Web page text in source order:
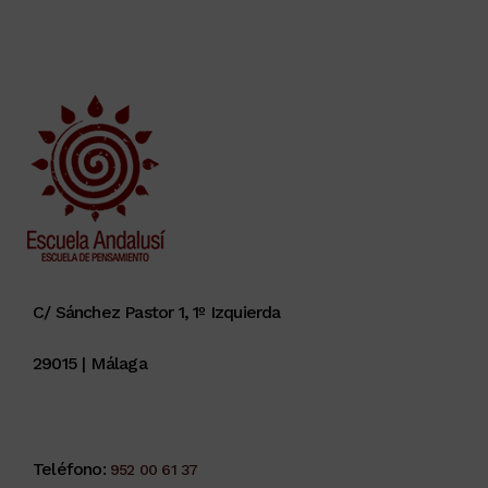
C/ Sánchez Pastor 1, 1º Izquierda
29015 | Málaga
Teléfono: 952 00 61 37